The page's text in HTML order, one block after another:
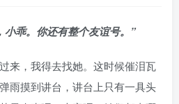
小乖。你还有整个友谊号。”
来，我得去找她。这时候催泪瓦
雨摸到讲台，讲台上只有一具头